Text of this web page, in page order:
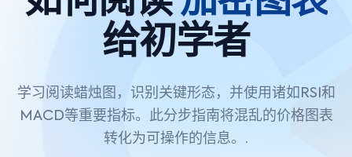
给初学者
学习阅读蜡烛图，识别关键形态，并使用诸如RSI和
MACD等重要指标。此分步指南将混乱的价格图表
转化为可操作的信息。.